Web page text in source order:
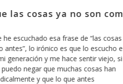
manera de empezar el
6
que nos deben de quedar mas que
en el Reino de los Cielos no caben los
y esto no se lo digo con el afán de
hacerle sentir mal, por el contrario, lo
de que aprenda a dimensionar